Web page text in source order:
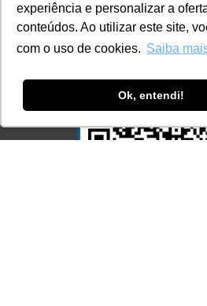
experiência e personalizar a
conteúdos. Ao utilizar este site,
com o uso de cookies. Saiba
Ok, entendi!